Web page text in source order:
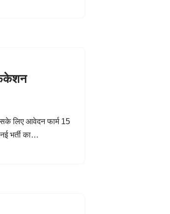
लिए आवेदन फार्म 15
भर्ती का…